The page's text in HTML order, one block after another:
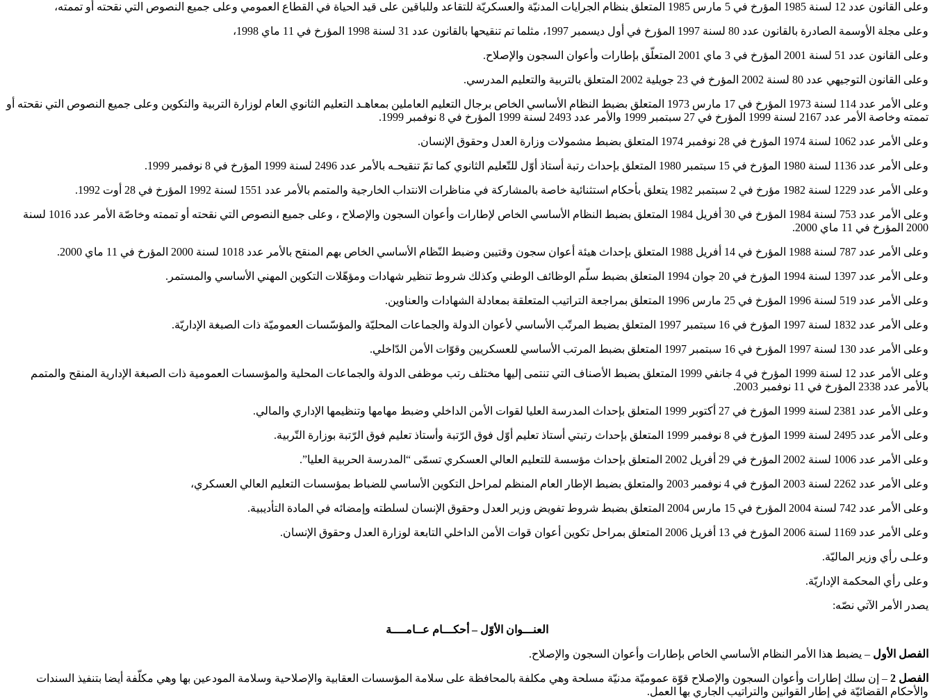
وعلى القانون عدد 12 لسنة 1985 المؤرخ في 5 مارس 1985 المتعلق بنظام الجرايات المدنيّة والعسكريّة للتقاعد وللباقين على قيد الحياة في القطاع العمومي وعلى جميع النصوص التي نقحته أو تممته،
وعلى مجلة الأوسمة الصادرة بالقانون عدد 80 لسنة 1997 المؤرخ في أول ديسمبر 1997، مثلما تم تنقيحها بالقانون عدد 31 لسنة 1998 المؤرخ في 11 ماي 1998،
وعلى القانون عدد 51 لسنة 2001 المؤرخ في 3 ماي 2001 المتعلّق بإطارات وأعوان السجون والإصلاح.
وعلى القانون التوجيهي عدد 80 لسنة 2002 المؤرخ في 23 جويلية 2002 المتعلق بالتربية والتعليم المدرسي.
وعلى الأمر عدد 114 لسنة 1973 المؤرخ في 17 مارس 1973 المتعلق بضبط النظام الأساسي الخاص برجال التعليم العاملين بمعاهـد التعليم الثانوي العام لوزارة التربية والتكوين وعلى جميع النصوص التي نقحته أو
تممته وخاصة الأمر عدد 2167 لسنة 1999 المؤرخ في 27 سبتمبر 1999 والأمر عدد 2493 لسنة 1999 المؤرخ في 8 نوفمبر 1999.
وعلى الأمر عدد 1062 لسنة 1974 المؤرخ في 28 نوفمبر 1974 المتعلق بضبط مشمولات وزارة العدل وحقوق الإنسان.
وعلى الأمر عدد 1136 لسنة 1980 المؤرخ في 15 سبتمبر 1980 المتعلق بإحداث رتبة أستاذ أوّل للتّعليم الثانوي كما تمّ تنقيحـه بالأمر عدد 2496 لسنة 1999 المؤرخ في 8 نوفمبر 1999.
وعلى الأمر عدد 1229 لسنة 1982 مؤرخ في 2 سبتمبر 1982 يتعلق بأحكام استثنائية خاصة بالمشاركة في مناظرات الانتداب الخارجية والمتمم بالأمر عدد 1551 لسنة 1992 المؤرخ في 28 أوت 1992.
وعلى الأمر عدد 753 لسنة 1984 المؤرخ في 30 أفريل 1984 المتعلق بضبط النظام الأساسي الخاص لإطارات وأعوان السجون والإصلاح ، وعلى جميع النصوص التي نقحته أو تممته وخاصّة الأمر عدد 1016 لسنة
2000 المؤرخ في 11 ماي 2000.
وعلى الأمر عدد 787 لسنة 1988 المؤرخ في 14 أفريل 1988 المتعلق بإحداث هيئة أعوان سجون وقتيين وضبط النّظام الأساسي الخاص بهم المنقح بالأمر عدد 1018 لسنة 2000 المؤرخ في 11 ماي 2000.
وعلى الأمر عدد 1397 لسنة 1994 المؤرخ في 20 جوان 1994 المتعلق بضبط سلّم الوظائف الوطني وكذلك شروط تنظير شهادات ومؤهّلات التكوين المهني الأساسي والمستمر.
وعلى الأمر عدد 519 لسنة 1996 المؤرخ في 25 مارس 1996 المتعلق بمراجعة التراتيب المتعلقة بمعادلة الشهادات والعناوين.
وعلى الأمر عدد 1832 لسنة 1997 المؤرخ في 16 سبتمبر 1997 المتعلق بضبط المرتّب الأساسي لأعوان الدولة والجماعات المحليّة والمؤسّسات العموميّة ذات الصبغة الإداريّة.
وعلى الأمر عدد 130 لسنة 1997 المؤرخ في 16 سبتمبر 1997 المتعلق بضبط المرتب الأساسي للعسكريين وقوّات الأمن الدّاخلي.
وعلى الأمر عدد 12 لسنة 1999 المؤرخ في 4 جانفي 1999 المتعلق بضبط الأصناف التي تنتمى إليها مختلف رتب موظفى الدولة والجماعات المحلية والمؤسسات العمومية ذات الصبغة الإدارية المنقح والمتمم
بالأمر عدد 2338 المؤرخ في 11 نوفمبر 2003.
وعلى الأمر عدد 2381 لسنة 1999 المؤرخ في 27 أكتوبر 1999 المتعلق بإحداث المدرسة العليا لقوات الأمن الداخلي وضبط مهامها وتنظيمها الإداري والمالي.
وعلى الأمر عدد 2495 لسنة 1999 المؤرخ في 8 نوفمبر 1999 المتعلق بإحداث رتبتي أستاذ تعليم أوّل فوق الرّتبة وأستاذ تعليم فوق الرّتبة بوزارة التّربية.
وعلى الأمر عدد 1006 لسنة 2002 المؤرخ في 29 أفريل 2002 المتعلق بإحداث مؤسسة للتعليم العالي العسكري تسمّى “المدرسة الحربية العليا”.
وعلى الأمر عدد 2262 لسنة 2003 المؤرخ في 4 نوفمبر 2003 والمتعلق بضبط الإطار العام المنظم لمراحل التكوين الأساسي للضباط بمؤسسات التعليم العالي العسكري،
وعلى الأمر عدد 742 لسنة 2004 المؤرخ في 15 مارس 2004 المتعلق بضبط شروط تفويض وزير العدل وحقوق الإنسان لسلطته وإمضائه في المادة التأديبية.
وعلى الأمر عدد 1169 لسنة 2006 المؤرخ في 13 أفريل 2006 المتعلق بمراحل تكوين أعوان قوات الأمن الداخلي التابعة لوزارة العدل وحقوق الإنسان.
وعلـى رأي وزير الماليّة.
وعلى رأي المحكمة الإداريّة.
يصدر الأمر الآتي نصّه:
العنـــوان الأوّل – أحكـــام عــامــــة
الفصل الأول – يضبط هذا الأمر النظام الأساسي الخاص بإطارات وأعوان السجون والإصلاح.
الفصل 2 – إن سلك إطارات وأعوان السجون والإصلاح قوّة عموميّة مدنيّة مسلحة وهي مكلفة بالمحافظة على سلامة المؤسسات العقابية والإصلاحية وسلامة المودعين بها وهي مكلّفة أيضا بتنفيذ السندات
والأحكام القضائيّة في إطار القوانين والتراتيب الجاري بها العمل.